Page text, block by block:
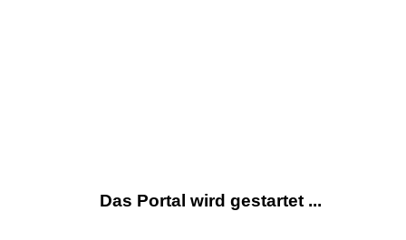
Das Portal wird gestartet ...